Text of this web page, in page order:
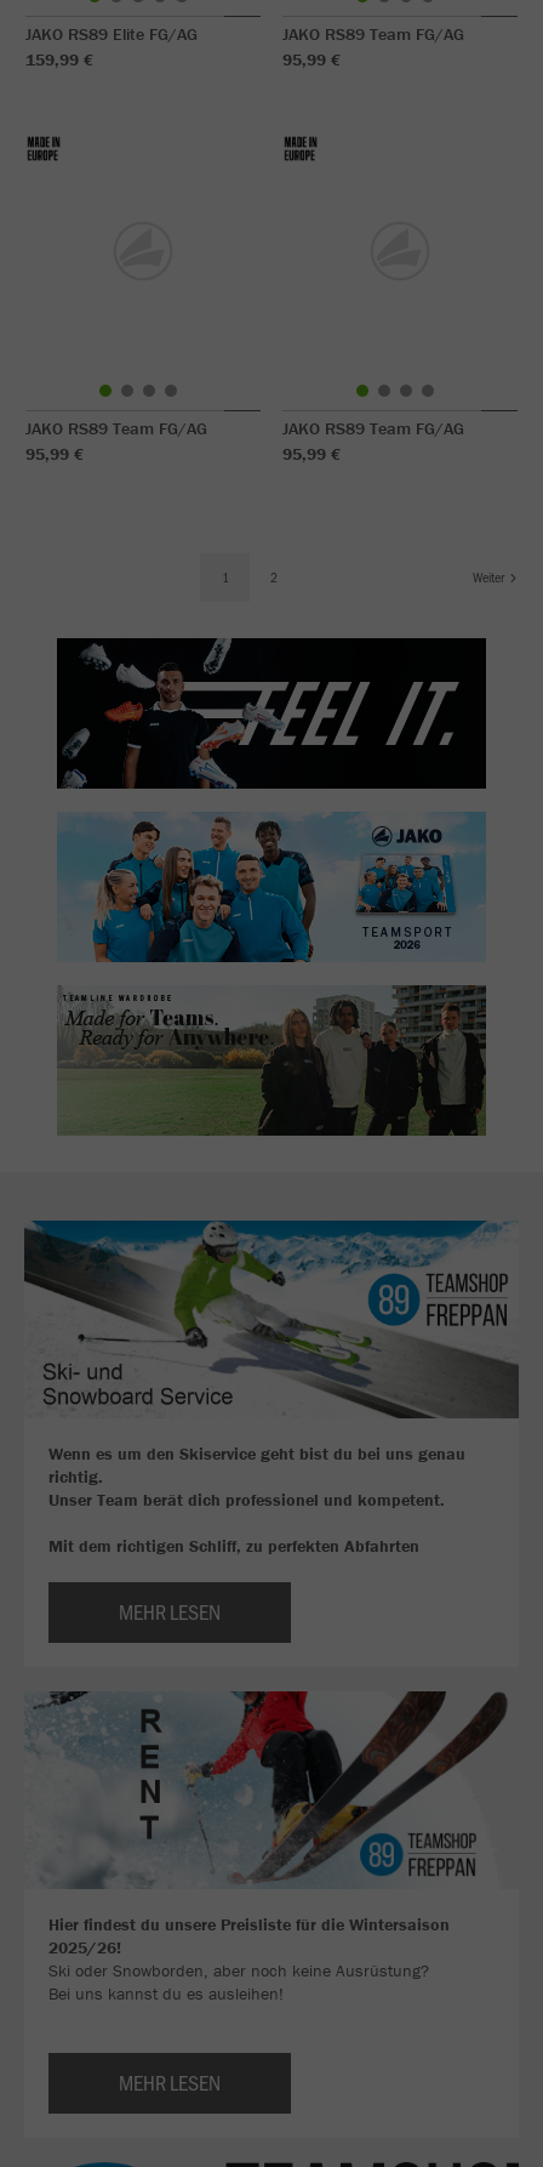
JAKO RS89 Elite FG/AG
159,99 €
JAKO RS89 Team FG/AG
95,99 €
JAKO RS89 Team FG/AG
95,99 €
JAKO RS89 Team FG/AG
95,99 €
1 2 Weiter
Wenn es um den Skiservice geht bist du bei uns genau
richtig.
Unser Team berät dich professionel und kompetent.
Mit dem richtigen Schliff, zu perfekten Abfahrten
MEHR LESEN
Hier findest du unsere Preisliste für die Wintersaison
2025/26!
Ski oder Snowborden, aber noch keine Ausrüstung?
Bei uns kannst du es ausleihen!
MEHR LESEN